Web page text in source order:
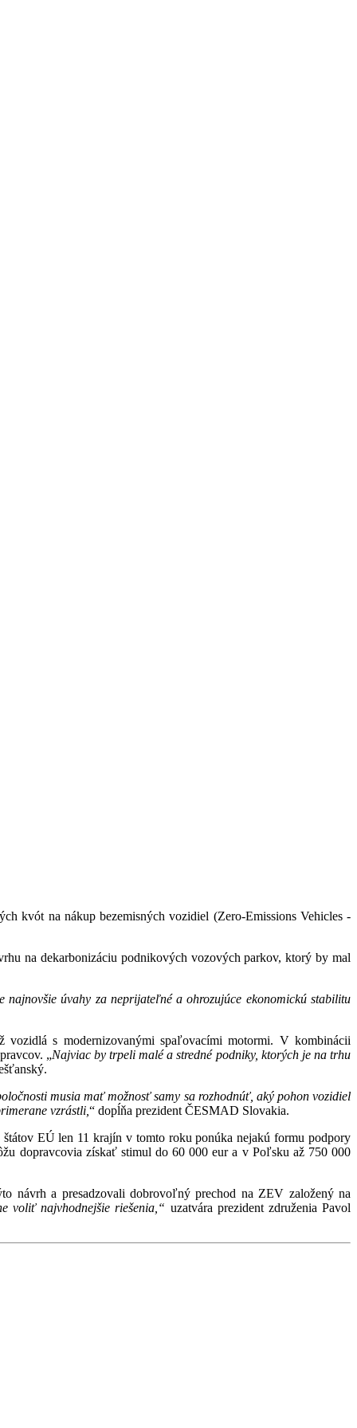
kvót na nákup bezemisných vozidiel (Zero-Emissions Vehicles -
na dekarbonizáciu podnikových vozových parkov, ktorý by mal
úvahy za neprijateľné a ohrozujúce ekonomickú stabilitu
s modernizovanými spaľovacími motormi. V kombinácii
„Najviac by trpeli malé a stredné podniky, ktorých je na trhu
musia mať možnosť samy sa rozhodnúť, aký pohon vozidiel
vzrástli, “ dopĺňa prezident ČESMAD Slovakia.
EÚ len 11 krajín v tomto roku ponúka nejakú formu podpory
dopravcovia získať stimul do 60 000 eur a v Poľsku až 750 000
návrh a presadzovali dobrovoľný prechod na ZEV založený na
voliť najvhodnejšie riešenia,“ uzatvára prezident združenia Pavol